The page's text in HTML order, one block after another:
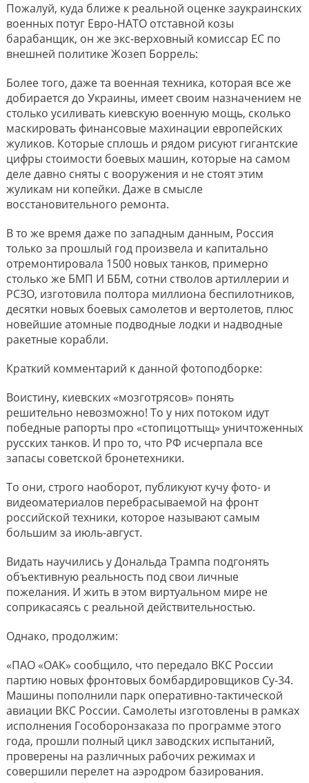
Пожалуй, куда ближе к реальной оценке заукраинских
военных потуг Евро-НАТО отставной козы
барабанщик, он же экс-верховный комиссар ЕС по
внешней политике Жозеп Боррель:
Более того, даже та военная техника, которая все же
добирается до Украины, имеет своим назначением не
столько усиливать киевскую военную мощь, сколько
маскировать финансовые махинации европейских
жуликов. Которые сплошь и рядом рисуют гигантские
цифры стоимости боевых машин, которые на самом
деле давно сняты с вооружения и не стоят этим
жуликам ни копейки. Даже в смысле
восстановительного ремонта.
В то же время даже по западным данным, Россия
только за прошлый год произвела и капитально
отремонтировала 1500 новых танков, примерно
столько же БМП И ББМ, сотни стволов артиллерии и
РСЗО, изготовила полтора миллиона беспилотников,
десятки новых боевых самолетов и вертолетов, плюс
новейшие атомные подводные лодки и надводные
ракетные корабли.
Краткий комментарий к данной фотоподборке:
Воистину, киевских «мозготрясов» понять
решительно невозможно! То у них потоком идут
победные рапорты про «стопицоттыщ» уничтоженных
русских танков. И про то, что РФ исчерпала все
запасы советской бронетехники.
То они, строго наоборот, публикуют кучу фото- и
видеоматериалов перебрасываемой на фронт
российской техники, которое называют самым
большим за июль-август.
Видать научились у Дональда Трампа подгонять
объективную реальность под свои личные
пожелания. И жить в этом виртуальном мире не
соприкасаясь с реальной действительностью.
Однако, продолжим:
«ПАО «ОАК» сообщило, что передало ВКС России
партию новых фронтовых бомбардировщиков Су-34.
Машины пополнили парк оперативно-тактической
авиации ВКС России. Самолеты изготовлены в рамках
исполнения Гособоронзаказа по программе этого
года, прошли полный цикл заводских испытаний,
проверены на различных рабочих режимах и
совершили перелет на аэродром базирования.